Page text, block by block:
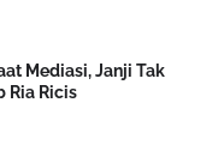
Mediasi, Janji Tak
Ria Ricis